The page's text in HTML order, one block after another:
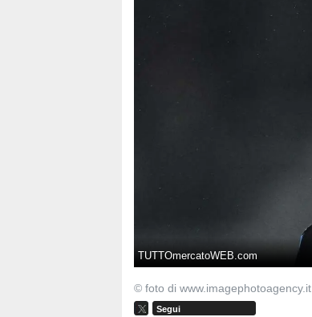
TUTTOmercatoWEB.com
© foto di www.imagephotoagency.it
Segui